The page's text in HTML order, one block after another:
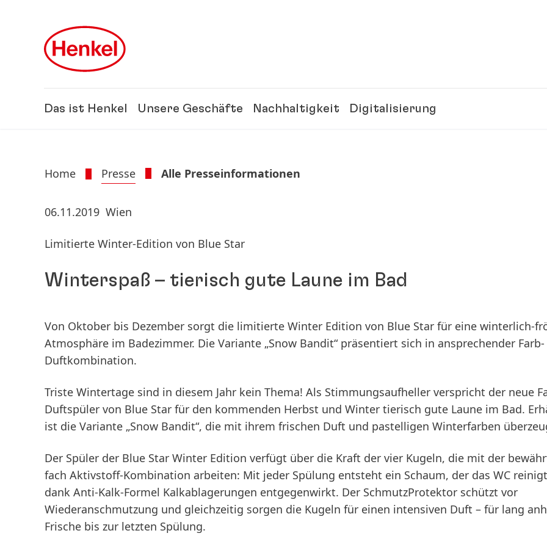
Das ist Henkel Unsere Geschäfte Nachhaltigkeit Digitalisierung
Home Presse Alle Presseinformationen
06.11.2019 Wien
Limitierte Winter-Edition von Blue Star
Winterspaß – tierisch gute Laune im Bad
Von Oktober bis Dezember sorgt die limitierte Winter Edition von Blue Star für eine winterlich-
Atmosphäre im Badezimmer. Die Variante „Snow Bandit“ präsentiert sich in ansprechender
Duftkombination.
Triste Wintertage sind in diesem Jahr kein Thema! Als Stimmungsaufheller verspricht der neue
Duftspüler von Blue Star für den kommenden Herbst und Winter tierisch gute Laune im Bad.
ist die Variante „Snow Bandit“, die mit ihrem frischen Duft und pastelligen Winterfarben
Der Spüler der Blue Star Winter Edition verfügt über die Kraft der vier Kugeln, die mit der
fach Aktivstoff-Kombination arbeiten: Mit jeder Spülung entsteht ein Schaum, der das WC
dank Anti-Kalk-Formel Kalkablagerungen entgegenwirkt. Der SchmutzProtektor schützt vor
Wiederanschmutzung und gleichzeitig sorgen die Kugeln für einen intensiven Duft – für lang
Frische bis zur letzten Spülung.